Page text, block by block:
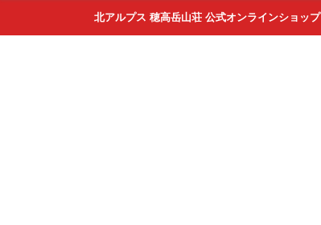
北アルプス 穂高岳山荘 公式オンラインショップ